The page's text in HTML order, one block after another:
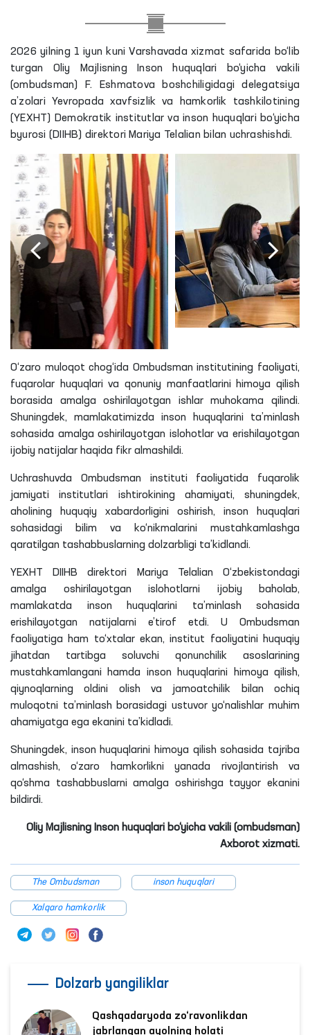
2026 yilning 1 iyun kuni Varshavada xizmat safarida bo‘lib
turgan Oliy Majlisning Inson huquqlari bo‘yicha vakili
(ombudsman) F. Eshmatova boshchiligidagi delegatsiya
a’zolari Yevropada xavfsizlik va hamkorlik tashkilotining
(YEXHT) Demokratik institutlar va inson huquqlari bo‘yicha
byurosi (DIIHB) direktori Mariya Telalian bilan uchrashishdi.
O‘zaro muloqot chog‘ida Ombudsman institutining faoliyati,
fuqarolar huquqlari va qonuniy manfaatlarini himoya qilish
borasida amalga oshirilayotgan ishlar muhokama qilindi.
Shuningdek, mamlakatimizda inson huquqlarini ta’minlash
sohasida amalga oshirilayotgan islohotlar va erishilayotgan
ijobiy natijalar haqida fikr almashildi.
Uchrashuvda Ombudsman instituti faoliyatida fuqarolik
jamiyati institutlari ishtirokining ahamiyati, shuningdek,
aholining huquqiy xabardorligini oshirish, inson huquqlari
sohasidagi bilim va ko‘nikmalarini mustahkamlashga
qaratilgan tashabbuslarning dolzarbligi ta’kidlandi.
YEXHT DIIHB direktori Mariya Telalian O‘zbekistondagi
amalga oshirilayotgan islohotlarni ijobiy baholab,
mamlakatda inson huquqlarini ta’minlash sohasida
erishilayotgan natijalarni e’tirof etdi. U Ombudsman
faoliyatiga ham to‘xtalar ekan, institut faoliyatini huquqiy
jihatdan tartibga soluvchi qonunchilik asoslarining
mustahkamlangani hamda inson huquqlarini himoya qilish,
qiynoqlarning oldini olish va jamoatchilik bilan ochiq
muloqotni ta’minlash borasidagi ustuvor yo‘nalishlar muhim
ahamiyatga ega ekanini ta’kidladi.
Shuningdek, inson huquqlarini himoya qilish sohasida tajriba
almashish, o‘zaro hamkorlikni yanada rivojlantirish va
qo‘shma tashabbuslarni amalga oshirishga tayyor ekanini
bildirdi.
Oliy Majlisning Inson huquqlari bo‘yicha vakili (ombudsman)
Axborot xizmati.
Xalqaro hamkorlik
Qashqadaryoda zo‘ravonlikdan
jabrlangan ayolning holati
Ombudsman tomonidan o‘rganildi